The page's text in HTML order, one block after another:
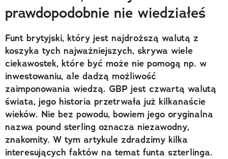
prawdopodobnie nie wiedziałeś
Funt brytyjski, który jest najdroższą walutą z
koszyka tych najważniejszych, skrywa wiele
ciekawostek, które być może nie pomogą np. w
inwestowaniu, ale dadzą możliwość
zaimponowania wiedzą. GBP jest czwartą walutą
świata, jego historia przetrwała już kilkanaście
wieków. Nie bez powodu, bowiem jego oryginalna
nazwa pound sterling oznacza niezawodny,
znakomity. W tym artykule zdradzimy kilka
interesujących faktów na temat funta szterlinga.